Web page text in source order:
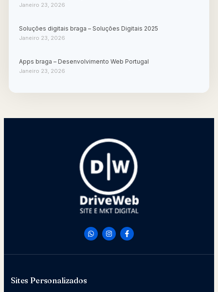
Janeiro 23, 2026
Soluções digitais braga – Soluções Digitais 2025
Janeiro 23, 2026
Apps braga – Desenvolvimento Web Portugal
Janeiro 23, 2026
Sites Personalizados